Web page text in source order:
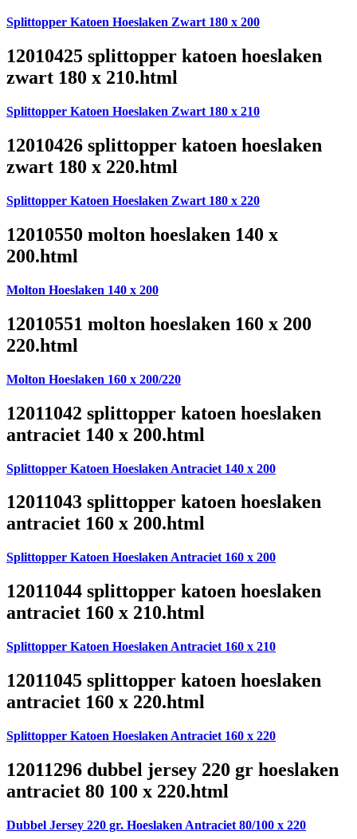
Splittopper Katoen Hoeslaken Zwart 180 x 200
12010425 splittopper katoen hoeslaken
zwart 180 x 210.html
Splittopper Katoen Hoeslaken Zwart 180 x 210
12010426 splittopper katoen hoeslaken
zwart 180 x 220.html
Splittopper Katoen Hoeslaken Zwart 180 x 220
12010550 molton hoeslaken 140 x
200.html
Molton Hoeslaken 140 x 200
12010551 molton hoeslaken 160 x 200
220.html
Molton Hoeslaken 160 x 200/220
12011042 splittopper katoen hoeslaken
antraciet 140 x 200.html
Splittopper Katoen Hoeslaken Antraciet 140 x 200
12011043 splittopper katoen hoeslaken
antraciet 160 x 200.html
Splittopper Katoen Hoeslaken Antraciet 160 x 200
12011044 splittopper katoen hoeslaken
antraciet 160 x 210.html
Splittopper Katoen Hoeslaken Antraciet 160 x 210
12011045 splittopper katoen hoeslaken
antraciet 160 x 220.html
Splittopper Katoen Hoeslaken Antraciet 160 x 220
12011296 dubbel jersey 220 gr hoeslaken
antraciet 80 100 x 220.html
Dubbel Jersey 220 gr. Hoeslaken Antraciet 80/100 x 220